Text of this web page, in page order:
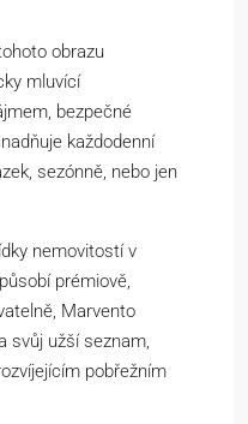
obrazu
mluvící
bezpečné
každodenní
sezónně, nebo jen
nemovitostí v
prémiově,
Marvento
svůj užší seznam,
pobřežním